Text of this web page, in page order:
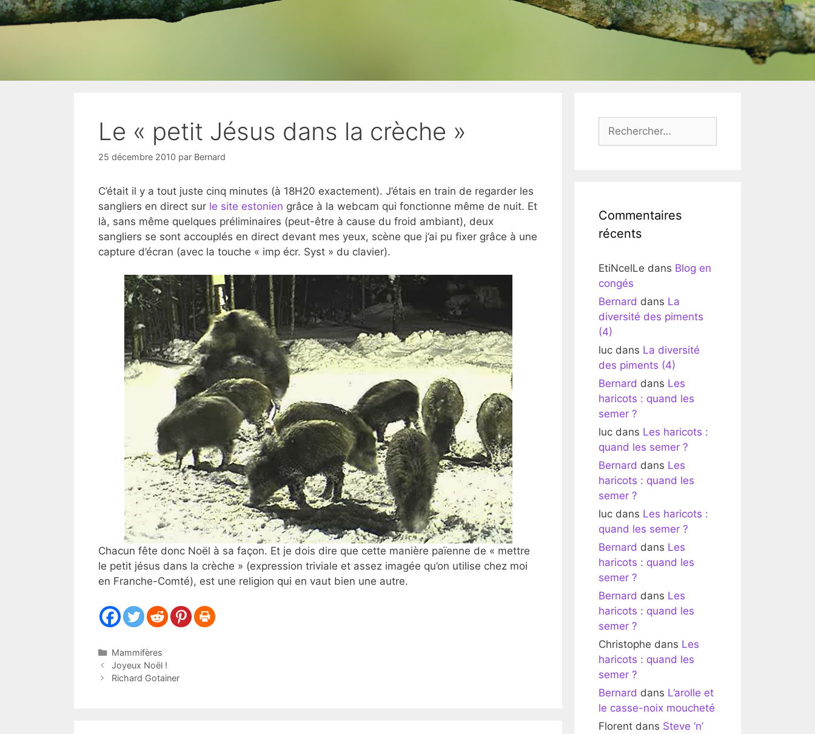
Le « petit Jésus dans la crèche »
25 décembre 2010 par Bernard
C’était il y a tout juste cinq minutes (à 18H20 exactement). J’étais en train de regarder les
sangliers en direct sur le site estonien grâce à la webcam qui fonctionne même de nuit. Et
là, sans même quelques préliminaires (peut-être à cause du froid ambiant), deux
sangliers se sont accouplés en direct devant mes yeux, scène que j’ai pu fixer grâce à une
capture d’écran (avec la touche « imp écr. Syst » du clavier).
Chacun fête donc Noël à sa façon. Et je dois dire que cette manière païenne de « mettre
le petit jésus dans la crèche » (expression triviale et assez imagée qu’on utilise chez moi
en Franche-Comté), est une religion qui en vaut bien une autre.
Catégories
Mammifères
Joyeux Noël !
Richard Gotainer
Commentaires
récents
EtiNcelLe dans Blog en
congés
Bernard dans La
diversité des piments
(4)
luc dans La diversité
des piments (4)
Bernard dans Les
haricots : quand les
semer ?
luc dans Les haricots :
quand les semer ?
Bernard dans Les
haricots : quand les
semer ?
luc dans Les haricots :
quand les semer ?
Bernard dans Les
haricots : quand les
semer ?
Bernard dans Les
haricots : quand les
semer ?
Christophe dans Les
haricots : quand les
semer ?
Bernard dans L’arolle et
le casse-noix moucheté
Florent dans Steve ‘n’